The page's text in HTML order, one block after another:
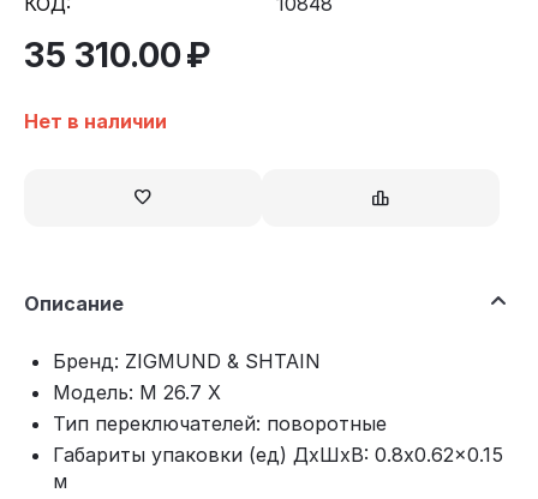
35 310.00₽
Нет в наличии
Описание
Бренд: ZIGMUND & SHTAIN
Модель: M 26.7 X
Тип переключателей: поворотные
Габариты упаковки (ед) ДхШхВ: 0.8x0.62x0.15
м